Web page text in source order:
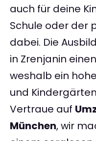
auch für deine
Schule oder der
dabei. Die
in Zrenjanin
weshalb ein
und
Vertraue auf
München, wir